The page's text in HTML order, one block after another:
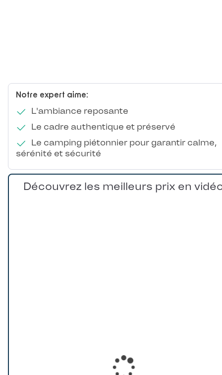
Notre expert aime:
L'ambiance reposante
Le cadre authentique et préservé
Le camping piétonnier pour garantir calme,
sérénité et sécurité
Découvrez les meilleurs prix en